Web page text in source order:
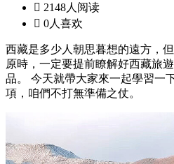
 2148人阅读
 0人喜欢
西藏是多少人朝思暮想的遠方，
原時，一定要提前瞭解好西藏旅
品。 今天就帶大家來一起學習一
項，咱們不打無準備之仗。